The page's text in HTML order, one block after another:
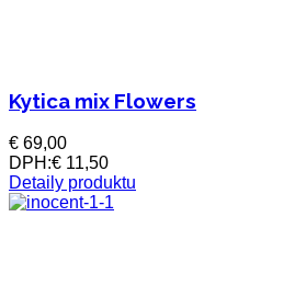
Kytica mix Flowers
€ 69,00
DPH:€ 11,50
Detaily produktu